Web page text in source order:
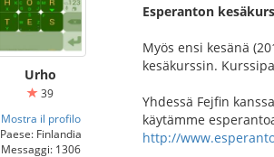
Urho
39
Mostra il profilo
Paese: Finlandia
Messaggi: 1306
Esperanton
Myös ensi kesänä
kesäkurssin.
Yhdessä Fejfin
käytämme
http://